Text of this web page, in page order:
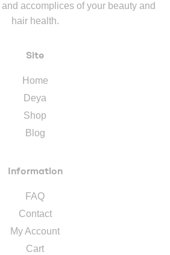
accomplices of your beauty and
hair health.
Site
Home
Deya
Shop
Blog
Information
FAQ
Contact
My Account
Cart